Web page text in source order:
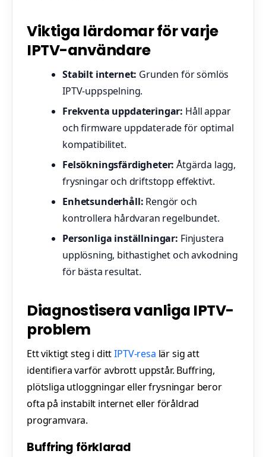
Viktiga lärdomar för varje
IPTV-användare
Stabilt internet: Grunden för sömlös
IPTV-uppspelning.
Frekventa uppdateringar: Håll appar
och firmware uppdaterade för optimal
kompatibilitet.
Felsökningsfärdigheter: Åtgärda lagg,
frysningar och driftstopp effektivt.
Enhetsunderhåll: Rengör och
kontrollera hårdvaran regelbundet.
Personliga inställningar: Finjustera
upplösning, bithastighet och avkodning
för bästa resultat.
Diagnostisera vanliga IPTV-
problem
Ett viktigt steg i dittIPTV-resa lär sig att
identifiera varför avbrott uppstår. Buffring,
plötsliga utloggningar eller frysningar beror
ofta på instabilt internet eller föråldrad
programvara.
Buffring förklarad